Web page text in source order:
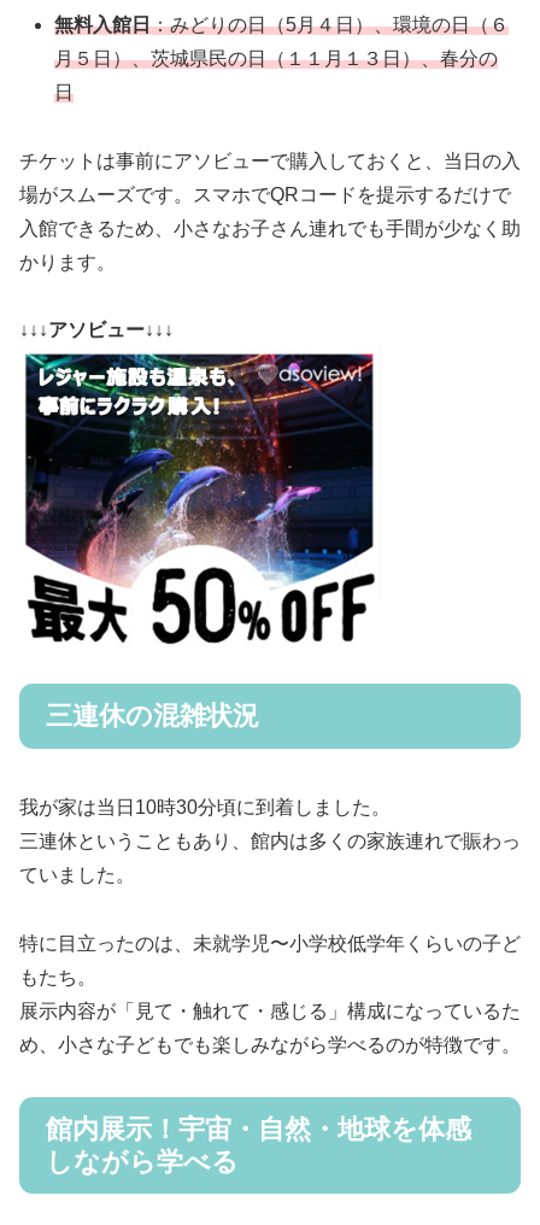
無料入館日：みどりの日（5月４日）、環境の日（６
月５日）、茨城県民の日（１１月１３日）、春分の
日
チケットは事前にアソビューで購入しておくと、当日の入
場がスムーズです。スマホでQRコードを提示するだけで
入館できるため、小さなお子さん連れでも手間が少なく助
かります。
↓↓↓アソビュー↓↓↓
三連休の混雑状況
我が家は当日10時30分頃に到着しました。
三連休ということもあり、館内は多くの家族連れで賑わっ
ていました。
特に目立ったのは、未就学児〜小学校低学年くらいの子ど
もたち。
展示内容が「見て・触れて・感じる」構成になっているた
め、小さな子どもでも楽しみながら学べるのが特徴です。
館内展示！宇宙・自然・地球を体感
しながら学べる